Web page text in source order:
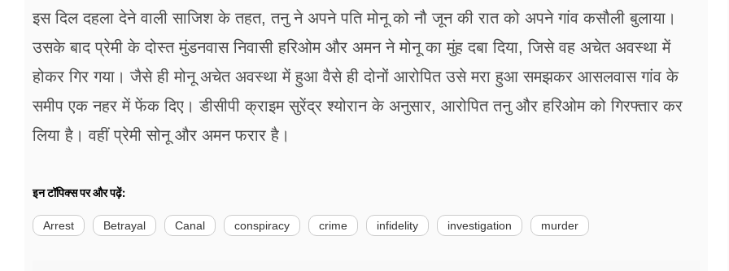
इस दिल दहला देने वाली साजिश के तहत, तनु ने अपने पति मोनू को नौ जून की रात को अपने गांव कसौली बुलाया।
उसके बाद प्रेमी के दोस्त मुंडनवास निवासी हरिओम और अमन ने मोनू का मुंह दबा दिया, जिसे वह अचेत अवस्था में
होकर गिर गया। जैसे ही मोनू अचेत अवस्था में हुआ वैसे ही दोनों आरोपित उसे मरा हुआ समझकर आसलवास गांव के
समीप एक नहर में फेंक दिए। डीसीपी क्राइम सुरेंद्र श्योरान के अनुसार, आरोपित तनु और हरिओम को गिरफ्तार कर
लिया है। वहीं प्रेमी सोनू और अमन फरार है।
इन टॉपिक्स पर और पढ़ें:
Arrest Betrayal Canal conspiracy crime infidelity investigation murder